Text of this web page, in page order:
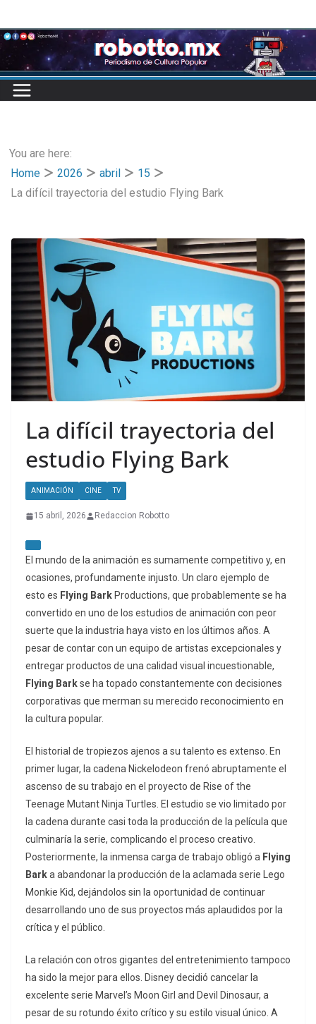
to
content
You are here:
Home
2026 abril
15
La difícil trayectoria del estudio Flying Bark
La difícil trayectoria del
estudio Flying Bark
ANIMACIÓN CINE TV
15 abril, 2026 Redaccion Robotto
El mundo de la animación es sumamente competitivo y, en
ocasiones, profundamente injusto. Un claro ejemplo de
esto es Flying Bark Productions, que probablemente se ha
convertido en uno de los estudios de animación con peor
suerte que la industria haya visto en los últimos años. A
pesar de contar con un equipo de artistas excepcionales y
entregar productos de una calidad visual incuestionable,
Flying Barkse ha topado constantemente con decisiones
corporativas que merman su merecido reconocimiento en
la cultura popular.
El historial de tropiezos ajenos a su talento es extenso. En
primer lugar, la cadena Nickelodeon frenó abruptamente el
ascenso de su trabajo en el proyecto de Rise of the
Teenage Mutant Ninja Turtles . El estudio se vio limitado por
la cadena durante casi toda la producción de la película que
culminaría la serie, complicando el proceso creativo.
Posteriormente, la inmensa carga de trabajo obligó a Flying
Barka abandonar la producción de la aclamada serie
Lego
Monkie Kid, dejándolos sin la oportunidad de continuar
desarrollando uno de sus proyectos más aplaudidos por la
crítica y el público.
La relación con otros gigantes del entretenimiento tampoco
ha sido la mejor para ellos. Disney decidió cancelar la
excelente serie Marvel’s Moon Girl and Devil Dinosaur, a
pesar de su rotundo éxito crítico y su estilo visual único. A